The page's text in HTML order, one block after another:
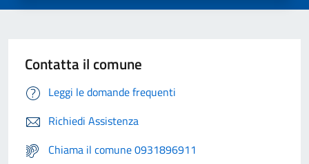
Contatta il comune
Leggi le domande frequenti
Richiedi Assistenza
Chiama il comune 0931896911